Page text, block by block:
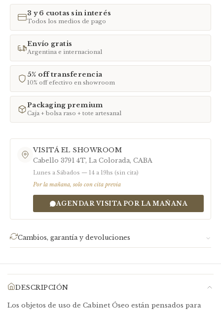
ANILLOS CADENAS CORAZONES PULSERAS
TALLE DIÁMETRO
Chico
Mediano 16,6 – 17,5 mm
Grande 17,6 – 19 mm
colección Piel). Para encontrar tu talle, medí el diámetro interno de un anillo
tuyo en milímetros. Talles especiales:
3 y 6 cuotas sin interés
Todos los medios de pago
Envío gratis
Argentina e internacional
5% off transferencia
10% off efectivo en showroom
Packaging premium
Caja + bolsa raso + tote artesanal
VISITÁ EL SHOWROOM
Cabello 3791 4T, La Colorada, CABA
Lunes a Sábados — 14 a 19hs (sin cita)
Por la mañana, solo con cita previa
AGENDAR VISITA POR LA MAÑANA
Cambios, garantía y devoluciones
cambio o reembolso.
Devoluciones: Idealmente dentro de la primera semana de
DESCRIPCIÓN
Los objetos de uso de Cabinet Óseo están pensados para